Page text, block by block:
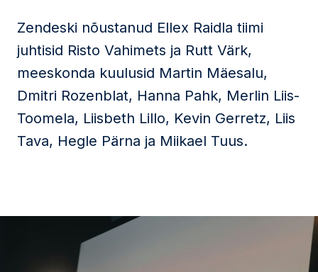
Zendeski nõustanud Ellex Raidla tiimi
juhtisid Risto Vahimets ja Rutt Värk,
meeskonda kuulusid Martin Mäesalu,
Dmitri Rozenblat, Hanna Pahk, Merlin Liis-
Toomela, Liisbeth Lillo, Kevin Gerretz, Liis
Tava, Hegle Pärna ja Miikael Tuus.